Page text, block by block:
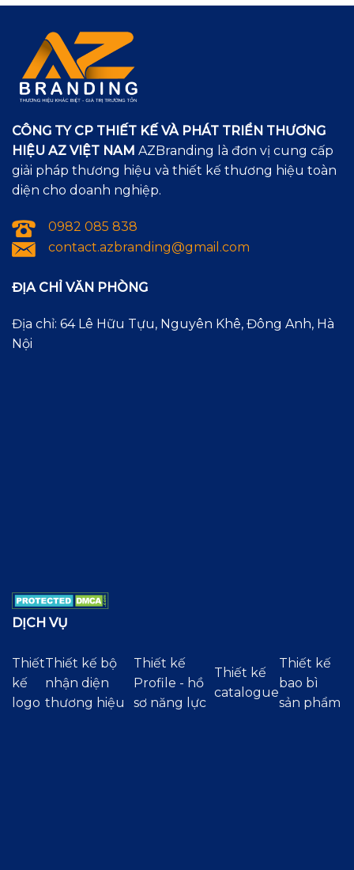
CÔNG TY CP THIẾT KẾ VÀ PHÁT TRIỂN THƯƠNG
HIỆU AZ VIỆT NAM AZBranding là đơn vị cung cấp
giải pháp thương hiệu và thiết kế thương hiệu toàn
diện cho doanh nghiệp.
0982 085 838
contact.azbranding@gmail.com
ĐỊA CHỈ VĂN PHÒNG
Địa chỉ: 64 Lê Hữu Tựu, Nguyên Khê, Đông Anh, Hà
Nội
DỊCH VỤ
Thiết
kế
logo
Thiết kế bộ
nhận diện
thương hiệu
Thiết kế
Profile - hồ
sơ năng lực
Thiết kế
catalogue
Thiết kế
bao bì
sản phẩm